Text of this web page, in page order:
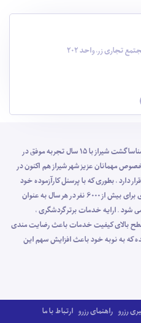
تجاری زر، واحد 202
شرکت خدمات گردشگری و مسافرت هوایی شناسا گشت شیراز با 15 سال تجربه موفق در
مهمانان عزیز شهر شیراز هم اکنون در
دارد ، بطوری که با پرسنل کارآزموده خود
طی 10 سال اخیر با برگزاری تور های شیراز گردی برای بیش از 6000 نفر در هر سال به عنوان
شود . ارایه خدمات برتر گردشگری ،
بالای کیفیت خدمات باعث رضایت مندی
که به نوبه خود باعث افزایش سهم این
رزرو راهنمای رزرو ارتباط با ما